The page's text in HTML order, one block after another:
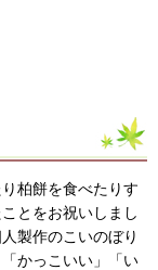
柏餅を食べたりす
とをお祝いしまし
製作のこいのぼり
かっこいい」「い